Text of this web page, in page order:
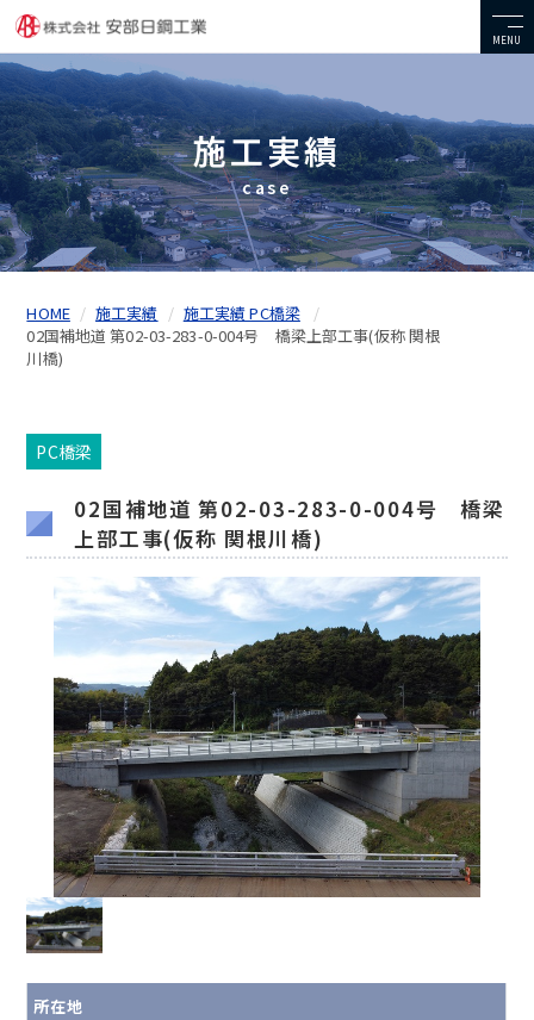
MENU
施工実績
case
HOME 施工実績
施工実績 PC橋梁
02国補地道 第02-03-283-0-004号 橋梁上部工事(仮称 関根
川橋)
PC橋梁
02国補地道 第02-03-283-0-004号 橋梁
上部工事(仮称 関根川橋)
所在地